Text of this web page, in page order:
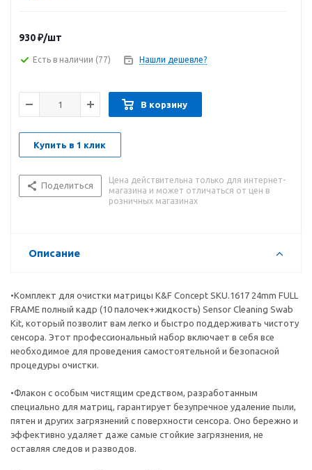
930₽/шт
Есть в наличии (77) Нашли дешевле?
В корзину
Купить в 1 клик
Поделиться
Цена действительна только для интернет-
магазина и может отличаться от цен в
розничных магазинах
Описание
•Комплект для очистки матрицы K&F Concept SKU.1617 24mm FULL
FRAME полный кадр (10 палочек+жидкость) Sensor Cleaning Swab
Kit, который позволит вам легко и быстро поддерживать чистоту
сенсора. Этот профессиональный набор включает в себя все
необходимое для проведения самостоятельной и безопасной
процедуры очистки.
•Флакон с особым чистящим средством, разработанным
специально для матриц, гарантирует безупречное удаление пыли,
пятен и других загрязнений с поверхности сенсора. Оно бережно и
эффективно удаляет даже самые стойкие загрязнения, не
оставляя следов и разводов.